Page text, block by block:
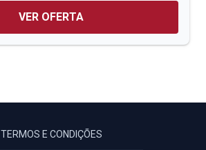
VER OFERTA
TERMOS E CONDIÇÕES